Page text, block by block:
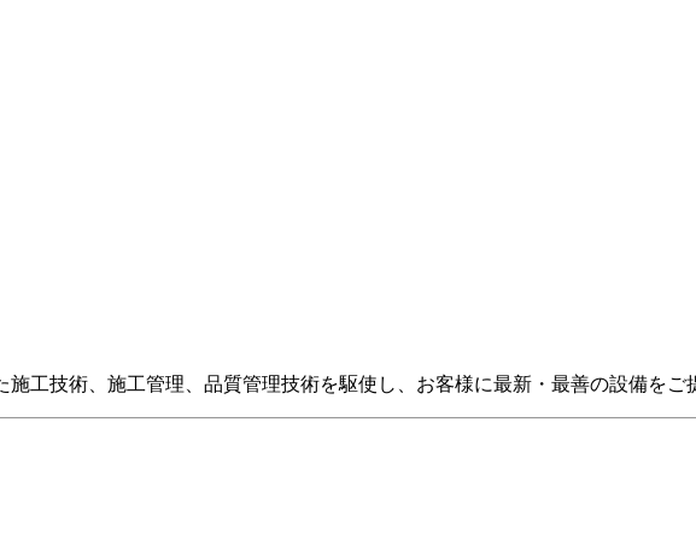
工技術、施工管理、品質管理技術を駆使し、お客様に最新・最善の設備をご